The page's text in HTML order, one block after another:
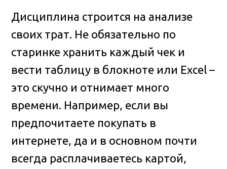
Дисциплина строится на анализе
своих трат. Не обязательно по
старинке хранить каждый чек и
вести таблицу в блокноте или Excel –
это скучно и отнимает много
времени. Например, если вы
предпочитаете покупать в
интернете, да и в основном почти
всегда расплачиваетесь картой,